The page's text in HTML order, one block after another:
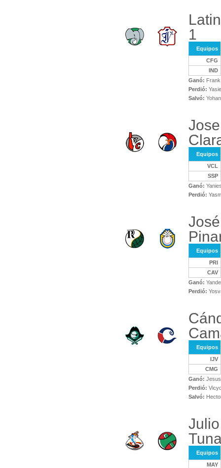
1
Equipos
CFG
IND
Ganó:
Perdió:
Salvó:
Equipos
VCL
SSP
Ganó:
Perdió:
Equipos
PRI
CAV
Ganó:
Perdió:
Equipos
IJV
CMG
Ganó:
Perdió:
Salvó:
Equipos
MAY